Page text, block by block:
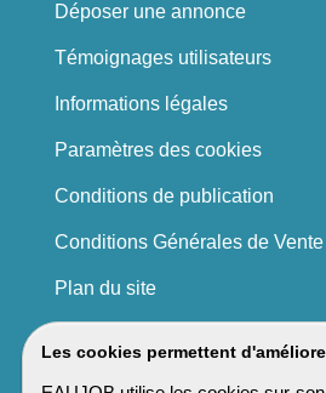
Les cookies permettent
Déposer une annonce
Témoignages utilisateurs
Informations légales
Paramètres des cookies
Conditions de publication
Conditions Générales de Vente
Plan du site